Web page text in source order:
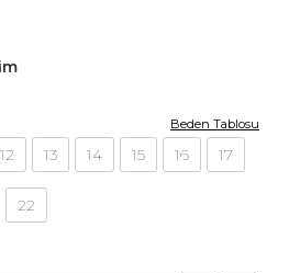
Beden Tablosu
12 13 14 15 16 17
22